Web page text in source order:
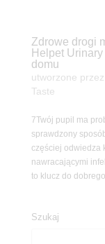
Zdrowe drogi
Helpet
domu
utworzone przez
Taste
7Twój pupil ma
sprawdzony
częściej odwiedza
nawracającymi
to klucz do
Szukaj